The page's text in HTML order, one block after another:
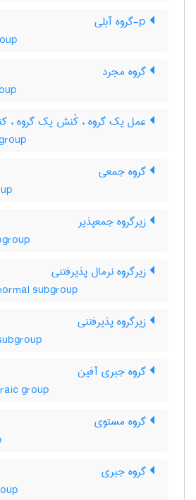
گروه مجرد
عمل یک گروه ، کُنش یک گروه ،
گروه جمعی
زیرگروه جمعپذیر
زیرگروه نرمال پذیرفتنی
subgroup
زیرگروه پذیرفتنی
گروه جبری آفین
group
گروه مستوی
گروه جبری